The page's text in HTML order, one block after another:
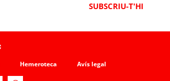
SUBSCRIU-T'HI
Hemeroteca Avís legal